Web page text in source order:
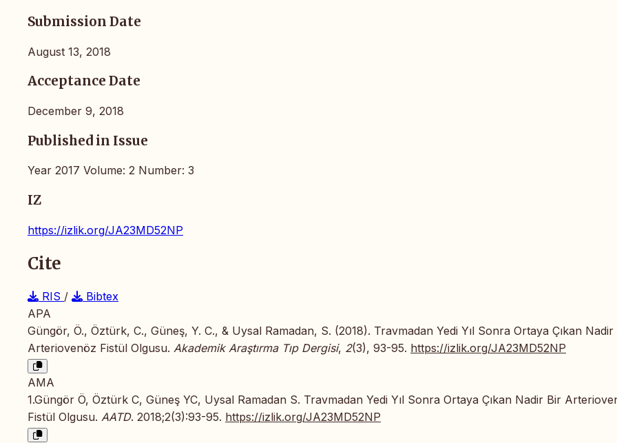
Submission Date
August 13, 2018
Acceptance Date
December 9, 2018
Published in Issue
Year 2017 Volume: 2 Number: 3
IZ
https://izlik.org/JA23MD52NP
Cite
RIS /
Bibtex
APA
Güngör, Ö., Öztürk, C., Güneş, Y. C., & Uysal Ramadan, S. (2018). Travmadan Yedi Yıl Sonra Ortaya Çıkan Nadir
Arteriovenöz Fistül Olgusu. Akademik Araştırma Tıp Dergisi, 2(3), 93-95. https://izlik.org/JA23MD52NP
AMA
1.Güngör Ö, Öztürk C, Güneş YC, Uysal Ramadan S. Travmadan Yedi Yıl Sonra Ortaya Çıkan Nadir Bir
Fistül Olgusu. AATD. 2018;2(3):93-95. https://izlik.org/JA23MD52NP